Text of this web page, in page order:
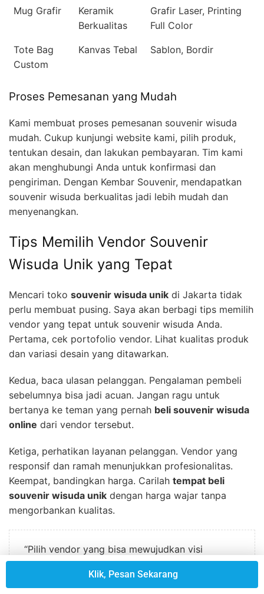
Mug Grafir
Keramik
Berkualitas
Grafir Laser, Printing
Full Color
Tote Bag
Custom
Kanvas Tebal Sablon, Bordir
Proses Pemesanan yang Mudah
Kami membuat proses pemesanan souvenir wisuda
mudah. Cukup kunjungi website kami, pilih produk,
tentukan desain, dan lakukan pembayaran. Tim kami
akan menghubungi Anda untuk konfirmasi dan
pengiriman. Dengan Kembar Souvenir, mendapatkan
souvenir wisuda berkualitas jadi lebih mudah dan
menyenangkan.
Tips Memilih Vendor Souvenir
Wisuda Unik yang Tepat
Mencari toko souvenir wisuda unik di Jakarta tidak
perlu membuat pusing. Saya akan berbagi tips memilih
vendor yang tepat untuk souvenir wisuda Anda.
Pertama, cek portofolio vendor. Lihat kualitas produk
dan variasi desain yang ditawarkan.
Kedua, baca ulasan pelanggan. Pengalaman pembeli
sebelumnya bisa jadi acuan. Jangan ragu untuk
bertanya ke teman yang pernah beli souvenir wisuda
online dari vendor tersebut.
Ketiga, perhatikan layanan pelanggan. Vendor yang
responsif dan ramah menunjukkan profesionalitas.
Keempat, bandingkan harga. Carilah tempat beli
souvenir wisuda unik dengan harga wajar tanpa
mengorbankan kualitas.
“Pilih vendor yang bisa mewujudkan visi
souvenir wisuda Anda dengan sempurna.”
Klik, Pesan Sekarang